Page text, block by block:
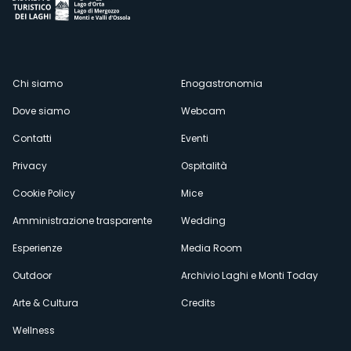
Menù
secondario
Chi siamo
Dove siamo
Contatti
Privacy
Cookie Policy
Amministrazione trasparente
Esperienze
Outdoor
Arte & Cultura
Wellness
Enogastronomia
Webcam
Eventi
Ospitalità
Mice
Wedding
Media Room
Archivio Laghi e Monti Today
Credits